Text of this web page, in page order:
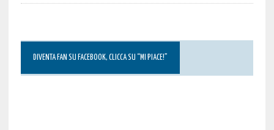
DIVENTA FAN SU FACEBOOK, CLICCA SU “MI PIACE!”